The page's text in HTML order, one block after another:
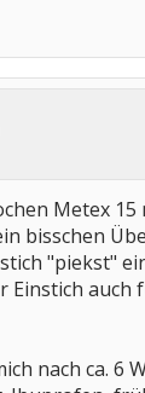
Metex
bisschen
"piekst"
Einstich auch
nach ca. 6